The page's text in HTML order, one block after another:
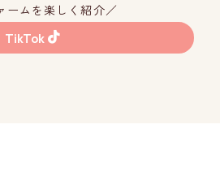
ームを楽しく紹介／
TikTok